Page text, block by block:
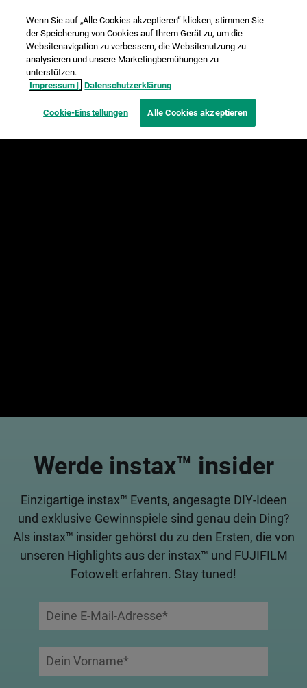
Werde instax™ insider
Einzigartige instax™ Events, angesagte DIY-Ideen
und exklusive Gewinnspiele sind genau dein Ding?
Als instax™ insider gehörst du zu den Ersten, die von
unseren Highlights aus der instax™ und FUJIFILM
Fotowelt erfahren. Stay tuned!
Wenn Sie auf „Alle Cookies akzeptieren“ klicken, stimmen Sie
der Speicherung von Cookies auf Ihrem Gerät zu, um die
Websitenavigation zu verbessern, die Websitenutzung zu
analysieren und unsere Marketingbemühungen zu
unterstützen.
Impressum | Datenschutzerklärung
Cookie-Einstellungen Alle Cookies akzeptieren